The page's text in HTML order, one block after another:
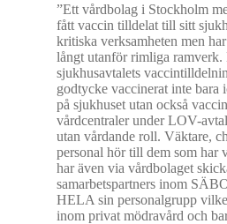
”Ett vårdbolag i Stockholm
fått vaccin tilldelat till sitt
kritiska verksamheten men
långt utanför rimliga ramverk.
sjukhusavtalets
godtycke vaccinerat inte bara
på sjukhuset utan också
vårdcentraler under LOV-
utan vårdande roll. Väktare,
personal hör till dem som har
har även via vårdbolaget
samarbetspartners inom
HELA sin personalgrupp
inom privat mödravård och